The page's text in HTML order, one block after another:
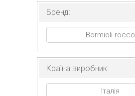
Бренд:
Bormioli rocco
Країна виробник:
Італія